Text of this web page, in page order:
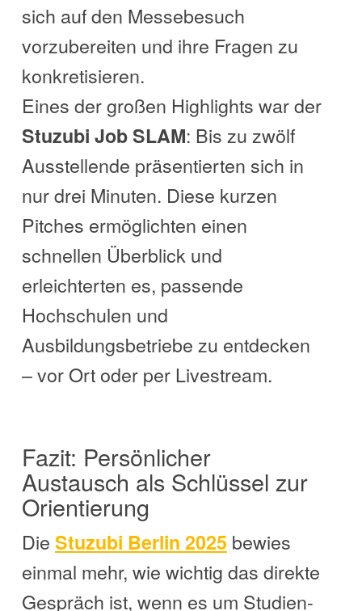
sich auf den Messebesuch
vorzubereiten und ihre Fragen zu
konkretisieren.
Eines der großen Highlights war der
Stuzubi Job SLAM: Bis zu zwölf
Ausstellende präsentierten sich in
nur drei Minuten. Diese kurzen
Pitches ermöglichten einen
schnellen Überblick und
erleichterten es, passende
Hochschulen und
Ausbildungsbetriebe zu entdecken
– vor Ort oder per Livestream.
Fazit: Persönlicher
Austausch als Schlüssel zur
Orientierung
Die Stuzubi Berlin 2025 bewies
einmal mehr, wie wichtig das direkte
Gespräch ist, wenn es um Studien-